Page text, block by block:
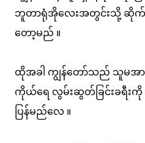
ဘူတာရုံအိုလေးအတွင်းသို့ ဆိုက်
တော့မည် ။
ထိုအခါ ကျွန်တော်သည် သူမအား
ကိုယ်ရေ လွမ်းဆွတ်ခြင်းခရီးကို
ပြန်မည်လေ ။